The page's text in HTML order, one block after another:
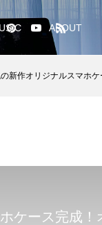
ABOUT
新作オリジナルスマホ
ケース完成！